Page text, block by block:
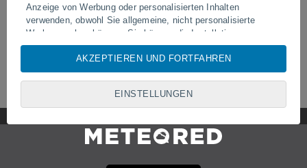
Anzeige von Werbung oder personalisierten Inhalten
verwenden, obwohl Sie allgemeine, nicht personalisierte
Werbung sehen können. Sie können die Installation von
Cookies ablehnen und über dieses Abonnement auf unsere
Website zugreifen, indem Sie auf die Schaltfläche "Ablehnen"
klicken.
Mit Ihrer Zustimmung verwenden wir und
Cookies, eindeutige Kennungen oder ähnliche Technologien,
Website, IP-Adressen und Cookie-Kennungen zu speichern,
darauf zuzugreifen und diese zu verarbeiten. Einige Anbieter
AKZEPTIEREN UND FORTFAHREN
EINSTELLUNGEN
Folgen Sie uns